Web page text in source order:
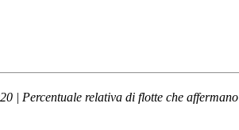
| Percentuale relativa di flotte che